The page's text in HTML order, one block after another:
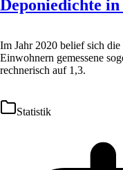
Deponiedichte
Im Jahr 2020 belief sich
Einwohnern gemessene
rechnerisch auf 1,3.
Statistik